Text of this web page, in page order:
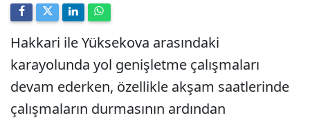
Hakkari ile Yüksekova arasındaki
karayolunda yol genişletme çalışmaları
devam ederken, özellikle akşam saatlerinde
çalışmaların durmasının ardından